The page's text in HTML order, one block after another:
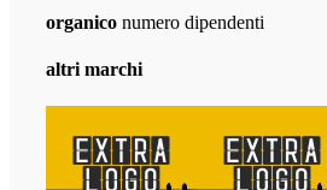
organico numero dipendenti
altri marchi